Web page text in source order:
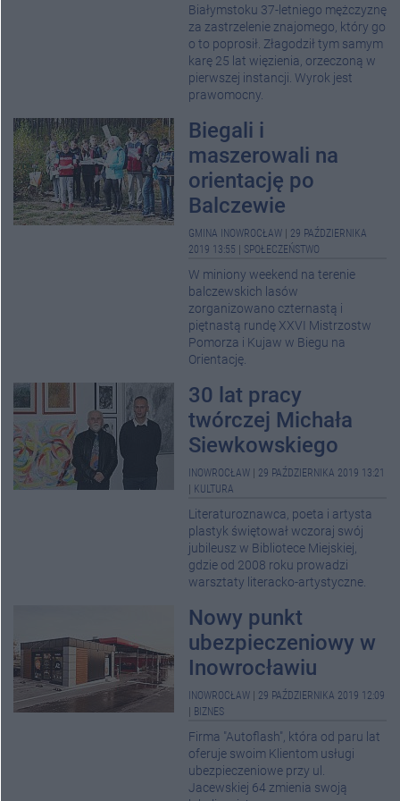
Białymstoku 37-letniego mężczyznę
za zastrzelenie znajomego, który go
o to poprosił. Złagodził tym samym
karę 25 lat więzienia, orzeczoną w
pierwszej instancji. Wyrok jest
prawomocny.
Biegali i
maszerowali na
orientację po
Balczewie
GMINA INOWROCŁAW
29 PAŹDZIERNIKA
2019 13:55
SPOŁECZEŃSTWO
W miniony weekend na terenie
balczewskich lasów
zorganizowano czternastą i
piętnastą rundę XXVI Mistrzostw
Pomorza i Kujaw w Biegu na
Orientację.
30 lat pracy
twórczej Michała
Siewkowskiego
INOWROCŁAW
29 PAŹDZIERNIKA 2019 13:21
KULTURA
Literaturoznawca, poeta i artysta
plastyk świętował wczoraj swój
jubileusz w Bibliotece Miejskiej,
gdzie od 2008 roku prowadzi
warsztaty literacko-artystyczne.
Nowy punkt
ubezpieczeniowy w
Inowrocławiu
INOWROCŁAW
29 PAŹDZIERNIKA 2019 12:09
BIZNES
Firma "Autoflash", która od paru lat
oferuje swoim Klientom usługi
ubezpieczeniowe przy ul.
Jacewskiej 64 zmienia swoją